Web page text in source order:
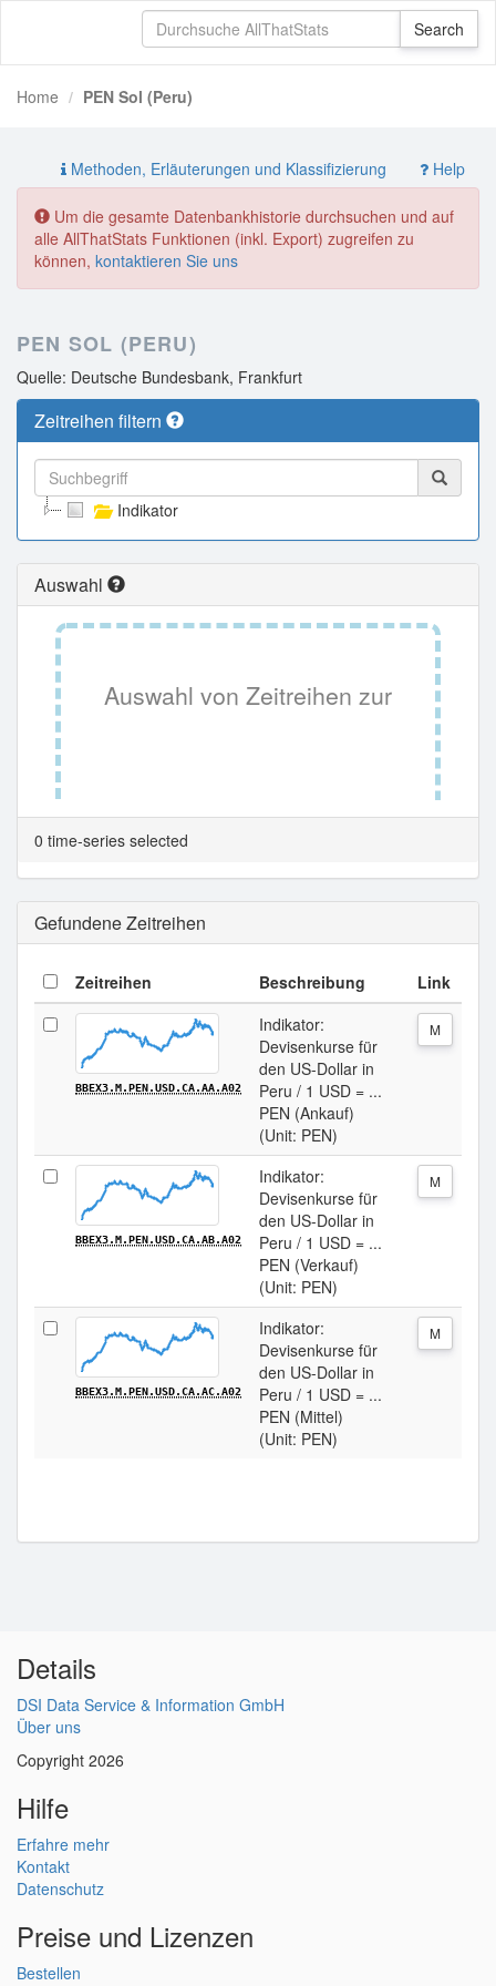
Home PEN Sol (Peru)
Methoden, Erläuterungen und Klassifizierung Help
Um die gesamte Datenbankhistorie durchsuchen und auf
alle AllThatStats Funktionen (inkl. Export) zugreifen zu
können, kontaktieren Sie uns
PEN SOL (PERU)
Quelle: Deutsche Bundesbank, Frankfurt
Zeitreihen filtern
Indikator
Auswahl
Auswahl von Zeitreihen zur
Tabellenansicht.
0 time-series selected
Gefundene Zeitreihen
Zeitreihen Beschreibung Link
BBEX3.M.PEN.USD.CA.AA.A02
Indikator:
Devisenkurse für
den US-Dollar in
Peru / 1 USD = ...
PEN (Ankauf)
(Unit: PEN)
M
BBEX3.M.PEN.USD.CA.AB.A02
Indikator:
Devisenkurse für
den US-Dollar in
Peru / 1 USD = ...
PEN (Verkauf)
(Unit: PEN)
M
BBEX3.M.PEN.USD.CA.AC.A02
Indikator:
Devisenkurse für
den US-Dollar in
Peru / 1 USD = ...
PEN (Mittel)
(Unit: PEN)
M
Details
DSI Data Service & Information GmbH
Über uns
Copyright 2026
Hilfe
Erfahre mehr
Kontakt
Datenschutz
Preise und Lizenzen
Bestellen